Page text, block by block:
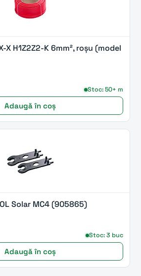
X H1Z2Z2-K 6mm², roșu (model
Stoc: 50+ m
Adaugă în coș
Solar MC4 (905865)
Stoc: 3 buc
Adaugă în coș